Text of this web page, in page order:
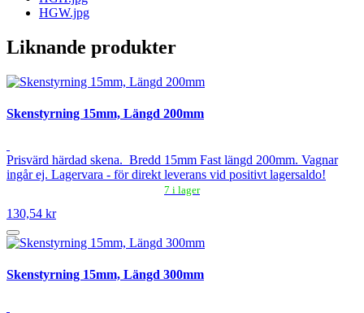
HGW.jpg
Liknande produkter
Skenstyrning 15mm, Längd 200mm
Prisvärd härdad skena. Bredd 15mm Fast längd 200mm. Vagnar
ingår ej. Lagervara - för direkt leverans vid positivt lagersaldo!
7 i lager
130,54 kr
Skenstyrning 15mm, Längd 300mm